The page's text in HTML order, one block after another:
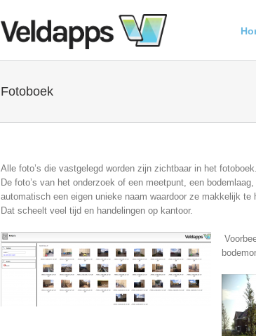
Fotoboek
Alle foto’s die vastgelegd worden zijn zichtbaar in het fotoboek.
De foto’s van het onderzoek of een meetpunt, een
automatisch een eigen unieke naam waardoor ze makkelijk
Dat scheelt veel tijd en handelingen op kantoor.